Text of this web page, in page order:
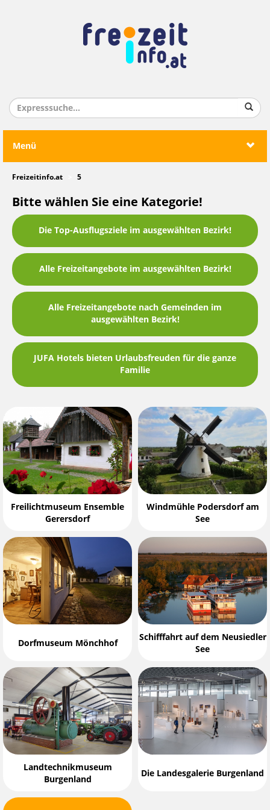
Menü
Freizeitinfo.at 5
Bitte wählen Sie eine Kategorie!
Die Top-Ausflugsziele im ausgewählten Bezirk!
Alle Freizeitangebote im ausgewählten Bezirk!
Alle Freizeitangebote nach Gemeinden im
ausgewählten Bezirk!
JUFA Hotels bieten Urlaubsfreuden für die ganze
Familie
Freilichtmuseum Ensemble
Gerersdorf
Windmühle Podersdorf am
See
Dorfmuseum Mönchhof
Schifffahrt auf dem Neusiedler
See
Landtechnikmuseum
Burgenland
Die Landesgalerie Burgenland